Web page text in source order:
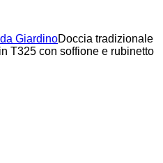
GiardinoDoccia tradizionale
T325 con soffione e rubinetto